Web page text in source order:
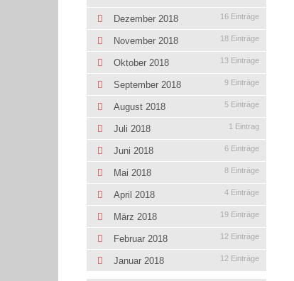
Dezember 2018 16 Einträge
November 2018 18 Einträge
Oktober 2018 13 Einträge
September 2018 9 Einträge
August 2018 5 Einträge
Juli 2018 1 Eintrag
Juni 2018 6 Einträge
Mai 2018 8 Einträge
April 2018 4 Einträge
März 2018 19 Einträge
Februar 2018 12 Einträge
Januar 2018 12 Einträge